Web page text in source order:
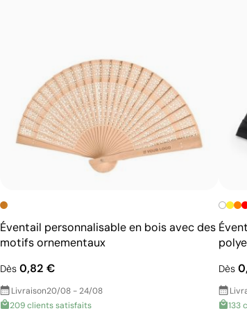
Techniques
et élevées
Couleurs du logo
Résultats homogènes
Éventail personnalisable en bois avec des
motifs ornementaux
Dès0,82 €
Livraison20/08 - 24/08
209 clients satisfaits
Dès
133